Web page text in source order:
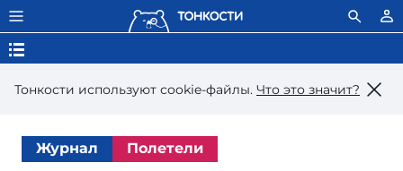
Тонкости используют сookie-файлы. Что это значит?
Журнал Полетели